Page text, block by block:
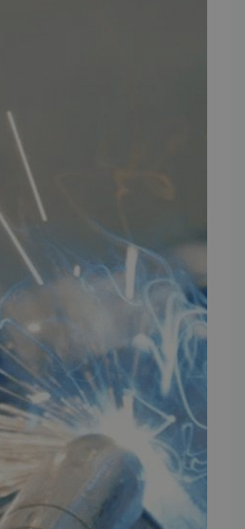
forhandler
- 16:00
- 15:30